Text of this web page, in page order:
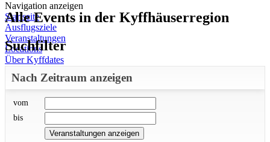
Navigation anzeigen
Startseite
Ausflugsziele
Veranstaltungen
Locations
Über Kyffdates
Alle Events in der Kyffhäuserregion
Suchfilter
Nach Zeitraum anzeigen
vom
bis